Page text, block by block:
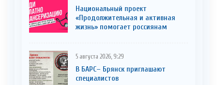
Национальный проект
«Продолжительная и активная
жизнь» помогает россиянам
5 августа 2026, 9:29
В БАРС– Брянcк приглaшают
cпециaлистoв